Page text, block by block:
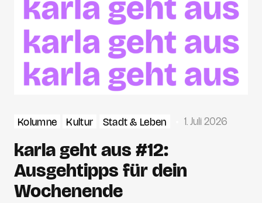
Kolumne Kultur Stadt & Leben 1. Juli 2026
karla geht aus #12:
Ausgehtipps für dein
Wochenende